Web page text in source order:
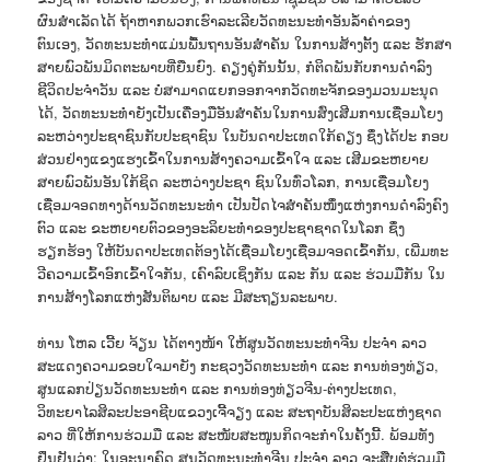
ຜົນສຳເລັດໄດ້ ຖ້າຫາກພວກເຮົາລະເລີຍວັດທະນະທຳອັນລ້ຳຄ່າຂອງ
ຕົນເອງ, ວັດທະນະທຳແມ່ນພື້ນຖານອັນສຳຄັນ ໃນການສ້າງຕັ້ງ ແລະ ຮັກສາ
ສາຍພົວພັນມິດຕະພາບທີ່ຍືນຍົງ. ຄຽງຄູ່ກັນນັ້ນ, ກໍຕິດພັນກັບການດຳລົງ
ຊີວິດປະຈຳວັນ ແລະ ບໍ່ສາມາດແຍກອອກຈາກວັດທະຈັກຂອງມວນມະນຸດ
ໄດ້, ວັດທະນະທຳຍັງເປັນເຄື່ອງມືອັນສຳຄັນໃນການສົ່ງເສີມການເຊື່ອມໂຍງ
ລະຫວ່າງປະຊາຊົນກັບປະຊາຊົນ ໃນບັນດາປະເທດໃກ້ຄຽງ ຊຶ່ງໄດ້ປະ ກອບ
ສ່ວນຢ່າງແຂງແຮງເຂົ້າໃນການສ້າງຄວາມເຂົ້າໃຈ ແລະ ເສີມຂະຫຍາຍ
ສາຍພົວພັນອັນໃກ້ຊິດ ລະຫວ່າງປະຊາ ຊົນໃນທົ່ວໂລກ, ການເຊື່ອມໂຍງ
ເຊື່ອມຈອດທາງດ້ານວັດທະນະທຳ ເປັນປັດໄຈສໍາຄັນໜຶ່ງແຫ່ງການດຳລົງຄົງ
ຕົວ ແລະ ຂະຫຍາຍຕົວຂອງອະລິຍະທຳຂອງປະຊາຊາດໃນໂລກ ຊຶ່ງ
ຮຽກຮ້ອງ ໃຫ້ບັນດາປະເທດຕ້ອງໄດ້ເຊື່ອມໂຍງເຊື່ອມຈອດເຂົ້າກັນ, ເພີ່ມທະ
ວີຄວາມເຂົ້າອົກເຂົ້າໃຈກັນ, ເຄົາລົບເຊິ່ງກັນ ແລະ ກັນ ແລະ ຮ່ວມມືກັນ ໃນ
ການສ້າງໂລກແຫ່ງສັນຕິພາບ ແລະ ມີສະຖຽນລະພາບ.
ທ່ານ ໂຫລ ເວີ້ຍ ຈ້ຽນ ໄດ້ຕາງໜ້າ ໃຫ້ສູນວັດທະນະທໍາຈີນ ປະຈຳ ລາວ
ສະແດງຄວາມຂອບໃຈມາຍັງ ກະຊວງວັດທະນະທໍາ ແລະ ການທ່ອງທ່ຽວ,
ສູນແລກປ່ຽນວັດທະນະທໍາ ແລະ ການທ່ອງທ່ຽວຈີນ-ຕ່າງປະເທດ,
ວິທະຍາໄລສິລະປະອາຊີບແຂວງເຈີ້ຈຽງ ແລະ ສະຖາບັນສິລະປະແຫ່ງຊາດ
ລາວ ທີ່ໃຫ້ການຮ່ວມມື ແລະ ສະໜັບສະໜູນກິດຈະກໍາໃນຄັ້ງນີ້. ພ້ອມທັງ
ຢຶນຢັນວ່າ: ໃນອະນາຄົດ ສູນວັດທະນະທຳຈີນ ປະຈຳ ລາວ ຈະສືບຕໍ່ຮ່ວມມື